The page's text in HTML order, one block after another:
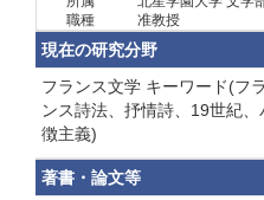
職種
准教授
現在の研究分野
フランス文学 キーワード(フ
ンス詩法、抒情詩、19世紀
徴主義)
著書・論文等